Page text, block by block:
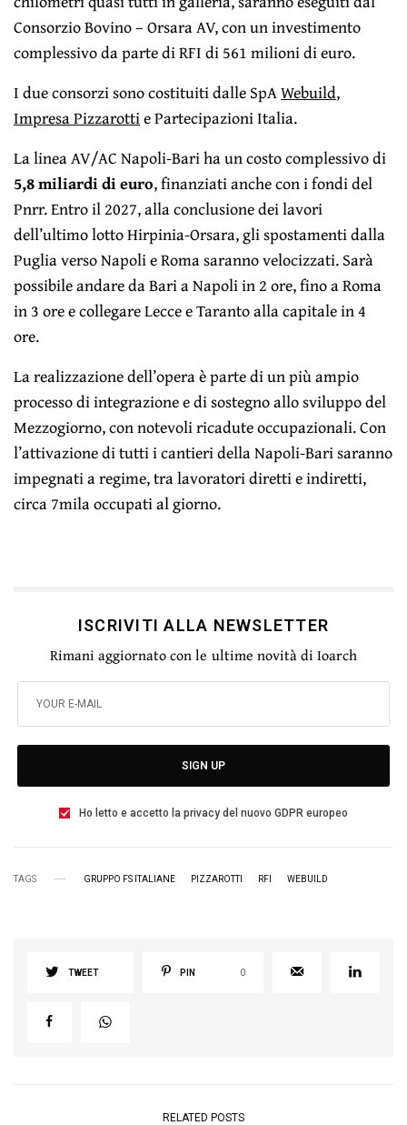
Consorzio Bovino – Orsara AV, con un investimento
complessivo da parte di RFI di 561 milioni di euro.
I due consorzi sono costituiti dalle SpAWebuild,
Impresa Pizzarottie Partecipazioni Italia.
La linea AV/AC Napoli-Bari ha un costo complessivo di
5,8 miliardi di euro, finanziati anche con i fondi del
Pnrr. Entro il 2027, alla conclusione dei lavori
dell’ultimo lotto Hirpinia-Orsara, gli spostamenti dalla
Puglia verso Napoli e Roma saranno velocizzati. Sarà
possibile andare da Bari a Napoli in 2 ore, fino a Roma
in 3 ore e collegare Lecce e Taranto alla capitale in 4
ore.
La realizzazione dell’opera è parte di un più ampio
processo di integrazione e di sostegno allo sviluppo del
Mezzogiorno, con notevoli ricadute occupazionali. Con
l’attivazione di tutti i cantieri della Napoli-Bari saranno
impegnati a regime, tra lavoratori diretti e indiretti,
circa 7mila occupati al giorno.
ISCRIVITI ALLA NEWSLETTER
Rimani aggiornato con le ultime novità di Ioarch
SIGN UP
Ho letto e accetto la privacy del nuovo GDPR europeo
TAGS GRUPPO FS ITALIANE PIZZAROTTI RFI WEBUILD
TWEET PIN 0
RELATED POSTS